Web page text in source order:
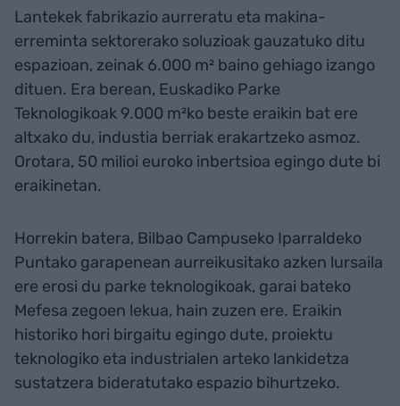
Lantekek fabrikazio aurreratu eta makina-
erreminta sektorerako soluzioak gauzatuko ditu
espazioan, zeinak 6.000 m² baino gehiago izango
dituen. Era berean, Euskadiko Parke
Teknologikoak 9.000 m²ko beste eraikin bat ere
altxako du, industia berriak erakartzeko asmoz.
Orotara, 50 milioi euroko inbertsioa egingo dute bi
eraikinetan.
Horrekin batera, Bilbao Campuseko Iparraldeko
Puntako garapenean aurreikusitako azken lursaila
ere erosi du parke teknologikoak, garai bateko
Mefesa zegoen lekua, hain zuzen ere. Eraikin
historiko hori birgaitu egingo dute, proiektu
teknologiko eta industrialen arteko lankidetza
sustatzera bideratutako espazio bihurtzeko.